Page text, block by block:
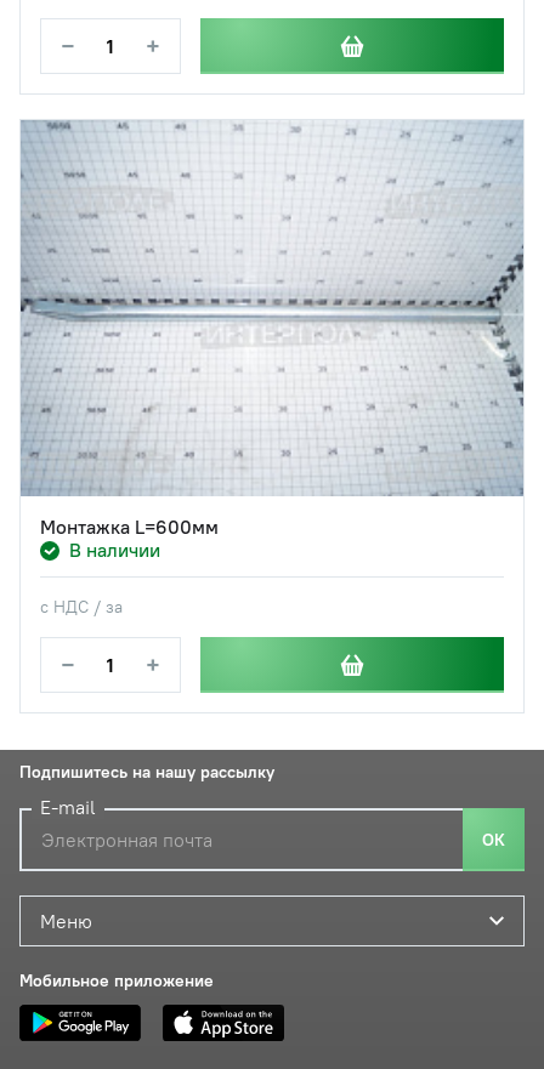
− +
Монтажка L=600мм
В наличии
с НДС / за
− +
Меню
Мобильное приложение
Подпишитесь на нашу рассылку
E-mail
ОК